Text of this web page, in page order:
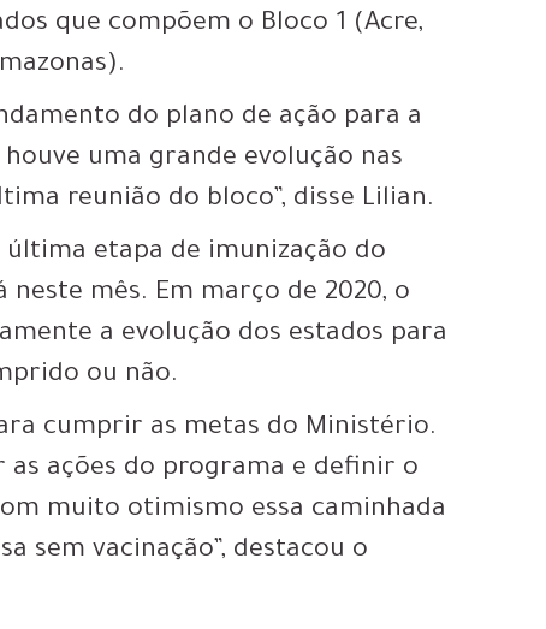
que compõem o Bloco 1 (Acre,
do plano de ação para a
uma grande evolução nas
reunião do bloco”, disse Lilian.
última etapa de imunização do
mês. Em março de 2020, o
a evolução dos estados para
ou não.
cumprir as metas do Ministério.
ações do programa e definir o
muito otimismo essa caminhada
sem vacinação”, destacou o